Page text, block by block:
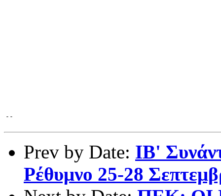
--
Prev by Date: ΙΒ'
Ρέθυμνο 25-28